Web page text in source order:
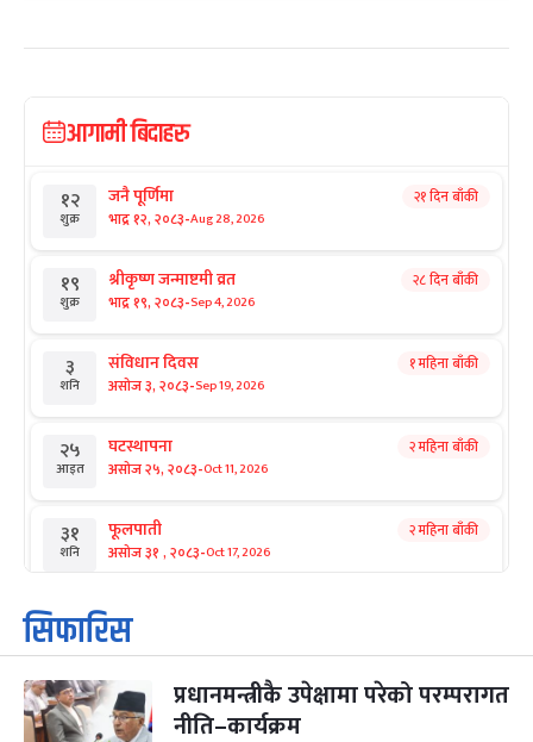
आगामी बिदाहरु
१२
शुक्र
जनै पूर्णिमा
भाद्र १२, २०८३-Aug 28, 2026
२१ दिन बाँकी
१९
शुक्र
श्रीकृष्ण जन्माष्टमी व्रत
भाद्र १९, २०८३-Sep 4, 2026
२८ दिन बाँकी
३
शनि
संविधान दिवस
असोज ३, २०८३-Sep 19, 2026
१ महिना बाँकी
२५
आइत
घटस्थापना
असोज २५, २०८३-Oct 11, 2026
२ महिना बाँकी
३१
शनि
फूलपाती
असोज ३१ , २०८३-Oct 17, 2026
२ महिना बाँकी
१
आइत
कार्तिक सङ्क्रान्ति
कार्तिक १, २०८३
३
मंगल
महानवमी
कार्तिक ३, २०८३-Oct 20, 2026
२ महिना बाँकी
सिफारिस
प्रधानमन्त्रीकै उपेक्षामा परेको परम्परागत
नीति–कार्यक्रम